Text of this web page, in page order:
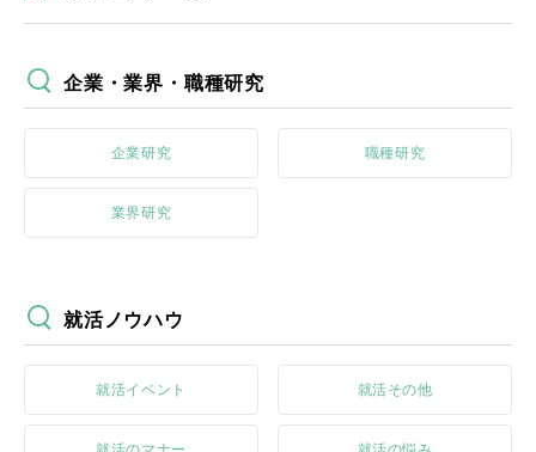
企業・業界・職種研究
企業研究 職種研究
業界研究
就活ノウハウ
就活イベント 就活その他